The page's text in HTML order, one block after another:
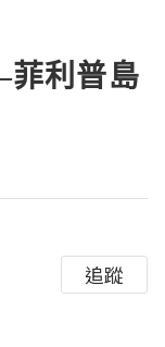
利普島
追蹤